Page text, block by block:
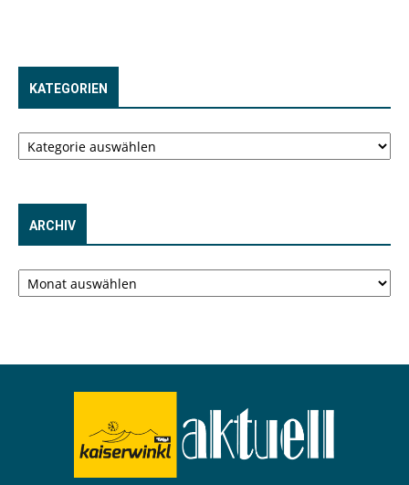
KATEGORIEN
Kategorien
ARCHIV
Archiv